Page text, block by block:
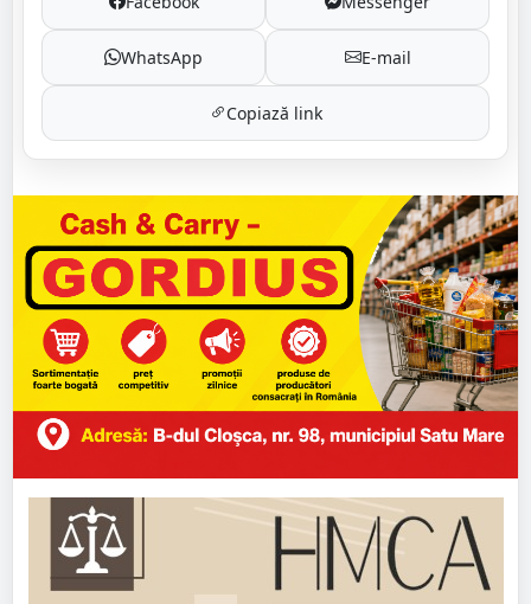
WhatsApp E-mail
Copiază link